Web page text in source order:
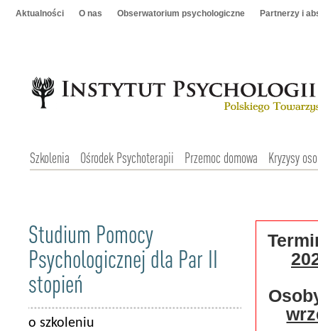
Aktualności O nas Obserwatorium psychologiczne Partnerzy i
Szkolenia Ośrodek Psychoterapii Przemoc domowa Kryzysy
Studium Pomocy
Psychologicznej dla Par II
stopień
o szkoleniu